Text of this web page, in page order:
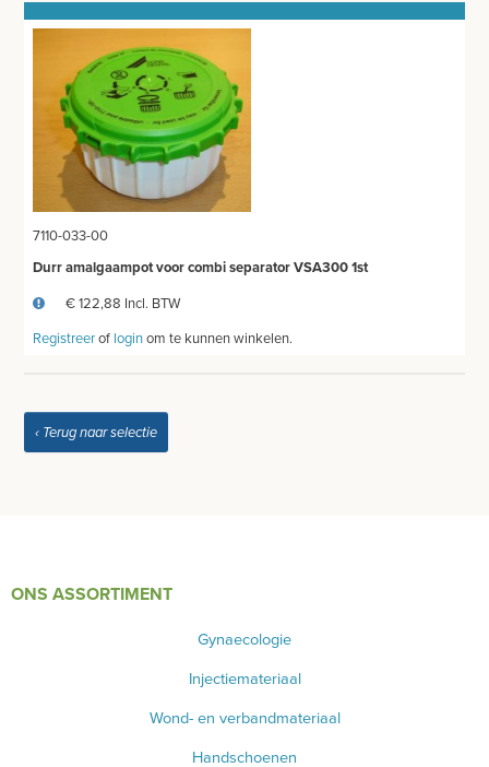
MEETAPPARATUUR
AFZUIGING
TANDUNIT - PEDICUREMOTOR
AEROSOL EN INHALATIE
IDENTIFICATIE
BLOED- EN URINEONDERZOEK
DIVERSEN
VERBRUIKSMATERIAAL
PRODUCT NIET GEVONDEN?
7110-033-00
Durr amalgaampot voor combi separator VSA300 1st
€ 122,88 Incl. BTW
Registreerof loginom te kunnen winkelen.
‹ Terug naar selectie
ONS ASSORTIMENT
Gynaecologie
Injectiemateriaal
Wond- en verbandmateriaal
Handschoenen